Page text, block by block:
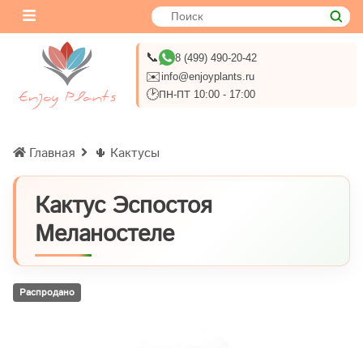
📞 8 (499) 490-20-42
✉️info@enjoyplants.ru
🕑ПН-ПТ 10:00 - 17:00
Главная 🌵 Кактусы
Кактус Эспостоя
Меланостеле
Распродано